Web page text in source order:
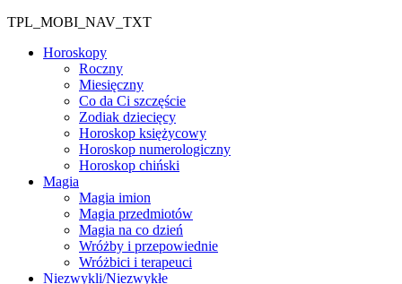
TPL_MOBI_NAV_TXT
Horoskopy
Roczny
Miesięczny
Co da Ci szczęście
Zodiak dziecięcy
Horoskop księżycowy
Horoskop numerologiczny
Horoskop chiński
Magia
Magia imion
Magia przedmiotów
Magia na co dzień
Wróżby i przepowiednie
Wróżbici i terapeuci
Niezwykli/Niezwykłe